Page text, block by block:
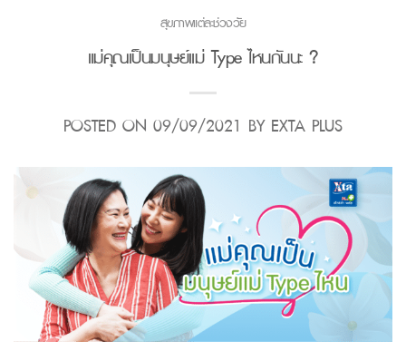
สุขภาพแต่ละช่วงวัย
แม่คุณเป็นมนุษย์แม่ Type ไหนกันนะ ?
POSTED ON 09/09/2021 BY EXTA PLUS